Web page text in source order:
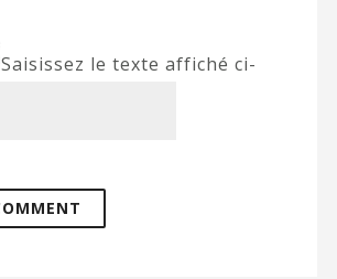
Saisissez le texte affiché ci-